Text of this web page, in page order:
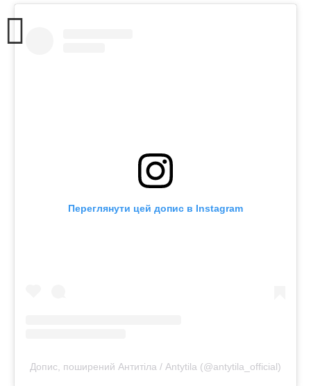
Переглянути цей допис в Instagram
Допис, поширений Антитіла / Antytila (@antytila_official)